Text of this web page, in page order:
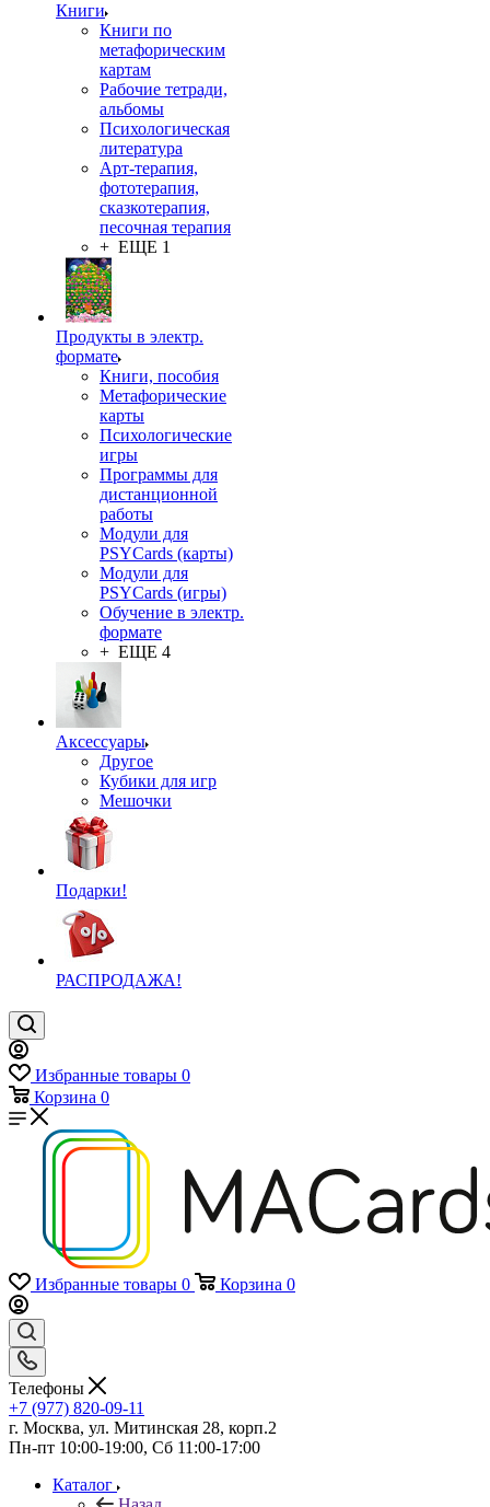
Книги
Книги по
метафорическим
картам
Рабочие тетради,
альбомы
Психологическая
литература
Арт-терапия,
фототерапия,
сказкотерапия,
песочная терапия
+ ЕЩЕ 1
Продукты в электр.
формате
Книги, пособия
Метафорические
карты
Психологические
игры
Программы для
дистанционной
работы
Модули для
PSYCards (карты)
Модули для
PSYCards (игры)
Обучение в электр.
формате
+ ЕЩЕ 4
Аксессуары
Другое
Кубики для игр
Мешочки
Подарки!
РАСПРОДАЖА!
Избранные товары 0
Корзина 0
Избранные товары 0 Корзина 0
Телефоны
+7 (977) 820-09-11
г. Москва, ул. Митинская 28, корп.2
Пн-пт 10:00-19:00, Сб 11:00-17:00
Каталог